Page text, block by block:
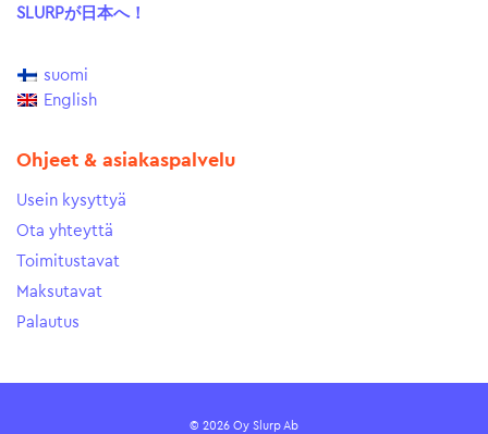
SLURPが日本へ！
suomi
English
Ohjeet & asiakaspalvelu
Usein kysyttyä
Ota yhteyttä
Toimitustavat
Maksutavat
Palautus
© 2026 Oy Slurp Ab